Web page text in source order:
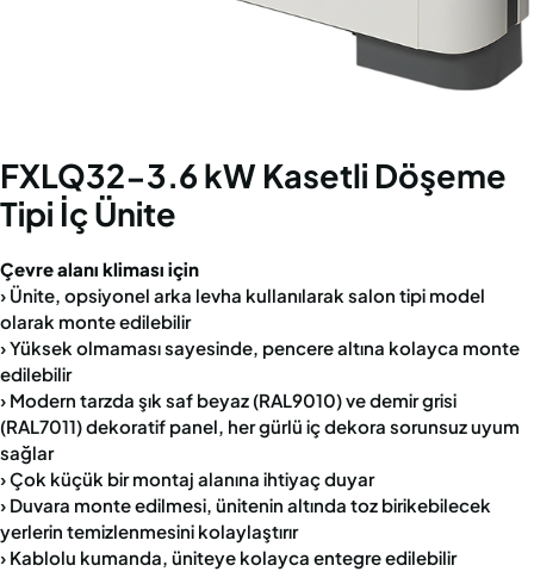
FXLQ32-3.6 kW Kasetli Döşeme
Tipi İç Ünite
Çevre alanı kliması için
› Ünite, opsiyonel arka levha kullanılarak salon tipi model
olarak monte edilebilir
› Yüksek olmaması sayesinde, pencere altına kolayca monte
edilebilir
› Modern tarzda şık saf beyaz (RAL9010) ve demir grisi
(RAL7011) dekoratif panel, her gürlü iç dekora sorunsuz uyum
sağlar
› Çok küçük bir montaj alanına ihtiyaç duyar
› Duvara monte edilmesi, ünitenin altında toz birikebilecek
yerlerin temizlenmesini kolaylaştırır
› Kablolu kumanda, üniteye kolayca entegre edilebilir